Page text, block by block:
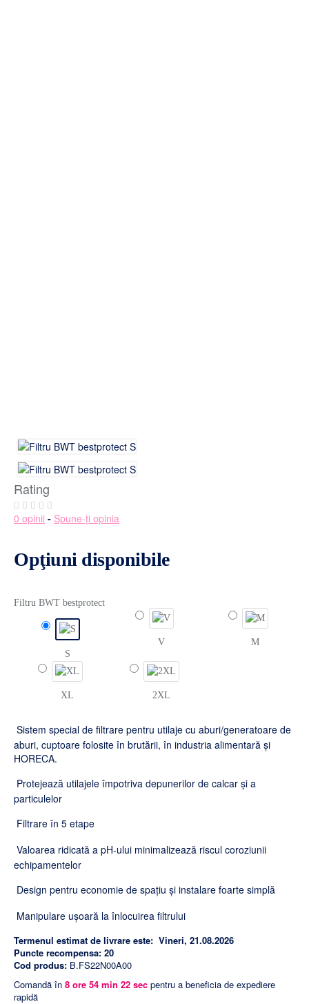
Sistem special de filtrare pentru utilaje cu aburi/generatoare de
aburi, cuptoare folosite în brutării, în industria alimentară și
HORECA.
Protejează utilajele împotriva depunerilor de calcar și a
particulelor
Filtrare în 5 etape
Valoarea ridicată a pH-ului minimalizează riscul coroziunii
echipamentelor
Design pentru economie de spațiu și instalare foarte simplă
Manipulare ușoară la înlocuirea filtrului
Rating
0 opinii - Spune-ţi opinia
Opţiuni disponibile
Filtru BWT bestprotect
S
V M
XL 2XL
Termenul estimat de livrare este: Vineri, 21.08.2026
Puncte recompensa: 20
Cod produs: B.FS22N00A00
Comandă în 8 ore 54 min 21 sec pentru a beneficia de expediere
rapidă